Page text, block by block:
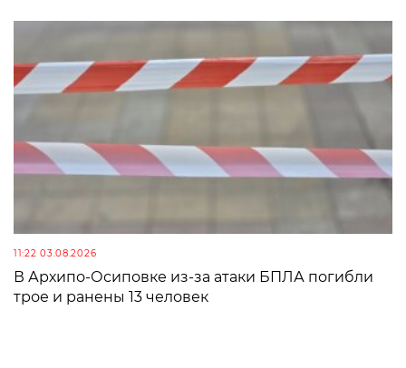
11:22 03.08.2026
В Архипо-Осиповке из-за атаки БПЛА погибли
трое и ранены 13 человек